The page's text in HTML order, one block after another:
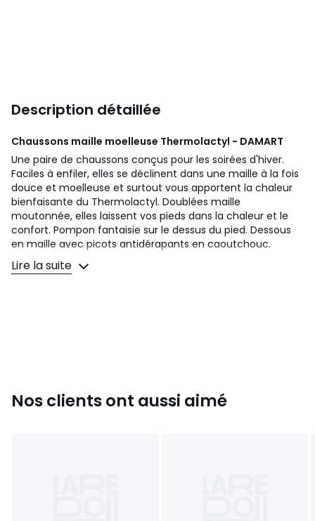
Description détaillée
Chaussons maille moelleuse Thermolactyl - DAMART
Une paire de chaussons conçus pour les soirées d'hiver.
Faciles à enfiler, elles se déclinent dans une maille à la fois
douce et moelleuse et surtout vous apportent la chaleur
bienfaisante du Thermolactyl. Doublées maille
moutonnée, elles laissent vos pieds dans la chaleur et le
confort. Pompon fantaisie sur le dessus du pied. Dessous
en maille avec picots antidérapants en caoutchouc.
Fabriqués à 38% en polyester recyclé. Tous les chaussons
femme sont à retrouver sur ce site.
Lire la suite
Nos clients ont aussi aimé